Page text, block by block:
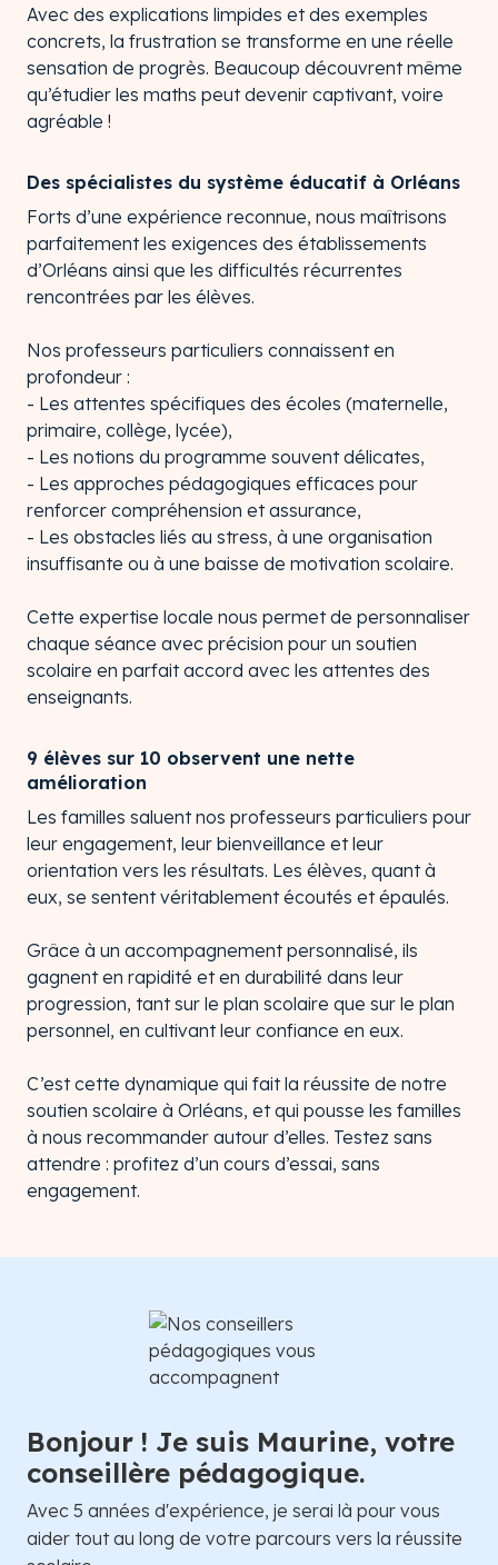
Avec des explications limpides et des exemples
concrets, la frustration se transforme en une réelle
sensation de progrès. Beaucoup découvrent même
qu’étudier les maths peut devenir captivant, voire
agréable !
Des spécialistes du système éducatif à Orléans
Forts d’une expérience reconnue, nous maîtrisons
parfaitement les exigences des établissements
d’Orléans ainsi que les difficultés récurrentes
rencontrées par les élèves.
Nos professeurs particuliers connaissent en
profondeur :
- Les attentes spécifiques des écoles (maternelle,
primaire, collège, lycée),
- Les notions du programme souvent délicates,
- Les approches pédagogiques efficaces pour
renforcer compréhension et assurance,
- Les obstacles liés au stress, à une organisation
insuffisante ou à une baisse de motivation scolaire.
Cette expertise locale nous permet de personnaliser
chaque séance avec précision pour un soutien
scolaire en parfait accord avec les attentes des
enseignants.
9 élèves sur 10 observent une nette
amélioration
Les familles saluent nos professeurs particuliers pour
leur engagement, leur bienveillance et leur
orientation vers les résultats. Les élèves, quant à
eux, se sentent véritablement écoutés et épaulés.
Grâce à un accompagnement personnalisé, ils
gagnent en rapidité et en durabilité dans leur
progression, tant sur le plan scolaire que sur le plan
personnel, en cultivant leur confiance en eux.
C’est cette dynamique qui fait la réussite de notre
soutien scolaire à Orléans, et qui pousse les familles
à nous recommander autour d’elles. Testez sans
attendre : profitez d’un cours d’essai, sans
engagement.
Bonjour ! Je suis Maurine, votre
conseillère pédagogique.
Avec 5 années d'expérience, je serai là pour vous
aider tout au long de votre parcours vers la réussite